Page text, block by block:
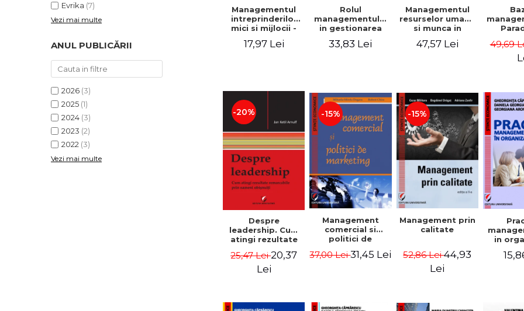
Evrika (7)
Vezi mai multe
ANUL PUBLICĂRII
2026 (3)
2025 (1)
2024 (3)
2023 (2)
2022 (3)
Vezi mai multe
Managementul
intreprinderilor
mici si mijlocii -
Elena David,
Mihaela-Mirela
17,97 Lei
Rolul
managementului
in gestionarea
eficienta a
activitatii firmei -
Dogaru,
Valentina Zaharia
33,83 Lei
Managementul
resurselor umane
si munca in
47,57 Lei 49,69
-20%
Despre
leadership. Cum
atingi rezultate
oameni obisnuiti
25,47 Lei20,37
Lei
-15%
Management
comercial si
politici de
37,00 Lei31,45 Lei
-15%
Management prin
calitate
52,86 Lei44,93
Lei
in